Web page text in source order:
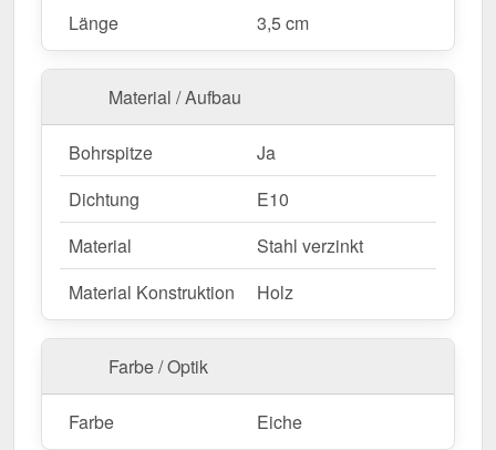
Länge
3,5 cm
Material / Aufbau
Bohrspitze
Ja
Dichtung
E10
Material
Stahl verzinkt
Material Konstruktion
Holz
Farbe / Optik
Farbe Eiche